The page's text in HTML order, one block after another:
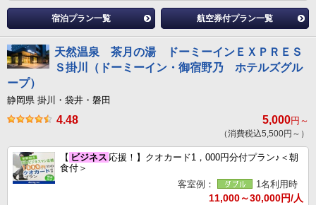
宿泊プラン一覧 航空券付プラン一覧
天然温泉 茶月の湯 ドーミーインＥＸＰＲＥＳ
Ｓ掛川（ドーミーイン・御宿野乃 ホテルズグル
ープ）
静岡県 掛川・袋井・磐田
4.48 5,000円～
（消費税込5,500円～）
【 ビジネス 応援！】クオカード1，000円分付プラン♪＜朝
食付＞
客室例：
1名利用時
11,000～30,000円/人